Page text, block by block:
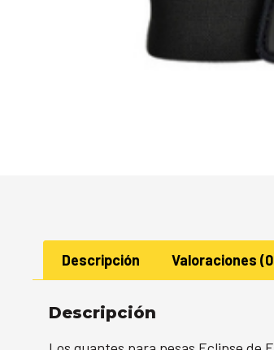
Descripción Valoraciones
Descripción